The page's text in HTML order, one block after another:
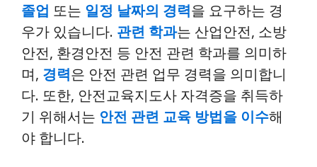
졸업 또는 일정 날짜의 경력을 요구하는 경
우가 있습니다. 관련 학과는 산업안전, 소방
안전, 환경안전 등 안전 관련 학과를 의미하
며, 경력은 안전 관련 업무 경력을 의미합니
다. 또한, 안전교육지도사 자격증을 취득하
기 위해서는 안전 관련 교육 방법을 이수해
야 합니다.